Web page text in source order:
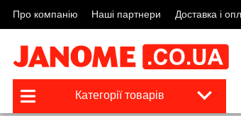
Про компанію Наші партнери Доставка і
Категорії товарів